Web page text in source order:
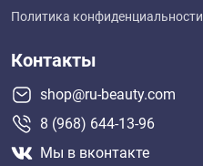
Политика конфиденциальности
Контакты
shop@ru-beauty.com
8 (968) 644-13-96
Мы в вконтакте